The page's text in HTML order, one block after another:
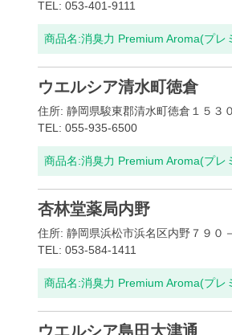
TEL: 053-401-9111
商品名:消臭力 Premium Aroma(プレ
ウエルシア清水町徳倉
住所: 静岡県駿東郡清水町徳倉１５３
TEL: 055-935-6500
商品名:消臭力 Premium Aroma(プレ
杏林堂薬局内野
住所: 静岡県浜松市浜名区内野７９０
TEL: 053-584-1411
商品名:消臭力 Premium Aroma(プレ
ウエルシア島田大津通